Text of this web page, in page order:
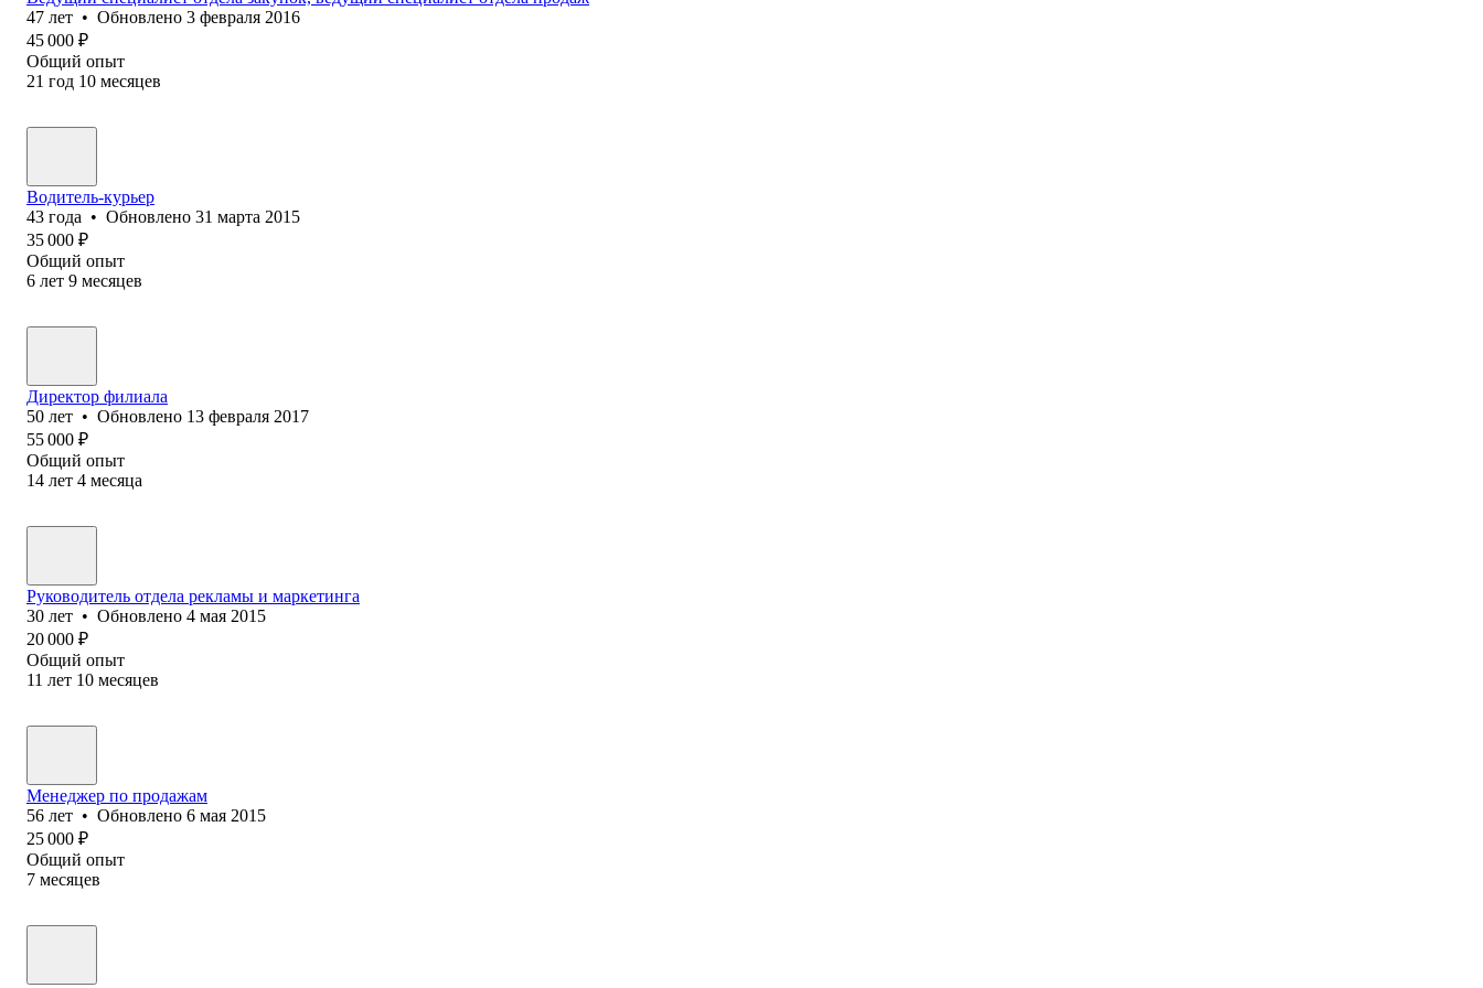
47 лет • Обновлено 3 февраля 2016
45 000 ₽
Общий опыт
21 год 10 месяцев
Водитель-курьер
43 года • Обновлено 31 марта 2015
35 000 ₽
Общий опыт
6 лет 9 месяцев
Директор филиала
50 лет • Обновлено 13 февраля 2017
55 000 ₽
Общий опыт
14 лет 4 месяца
Руководитель отдела рекламы и маркетинга
30 лет • Обновлено 4 мая 2015
20 000 ₽
Общий опыт
11 лет 10 месяцев
Менеджер по продажам
56 лет • Обновлено 6 мая 2015
25 000 ₽
Общий опыт
7 месяцев